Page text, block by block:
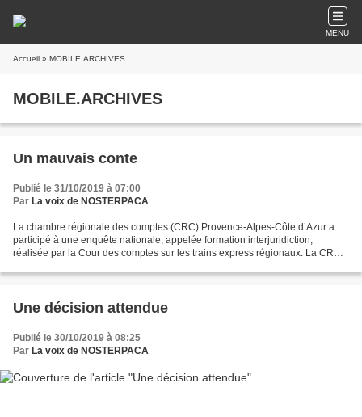
MENU
Accueil » MOBILE.ARCHIVES
MOBILE.ARCHIVES
Un mauvais conte
Publié le 31/10/2019 à 07:00
Par La voix de NOSTERPACA
La chambre régionale des comptes (CRC) Provence-Alpes-Côte d’Azur a
participé à une enquête nationale, appelée formation interjuridiction,
réalisée par la Cour des comptes sur les trains express régionaux. La CRC a
Une décision attendue
Publié le 30/10/2019 à 08:25
Par La voix de NOSTERPACA